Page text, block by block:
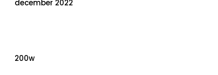
december 2022
200w